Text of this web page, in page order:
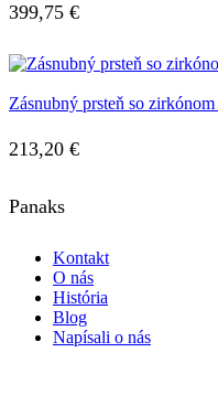
399,75 €
Zásnubný prsteň so zirkónom
213,20 €
Panaks
Kontakt
O nás
História
Blog
Napísali o nás